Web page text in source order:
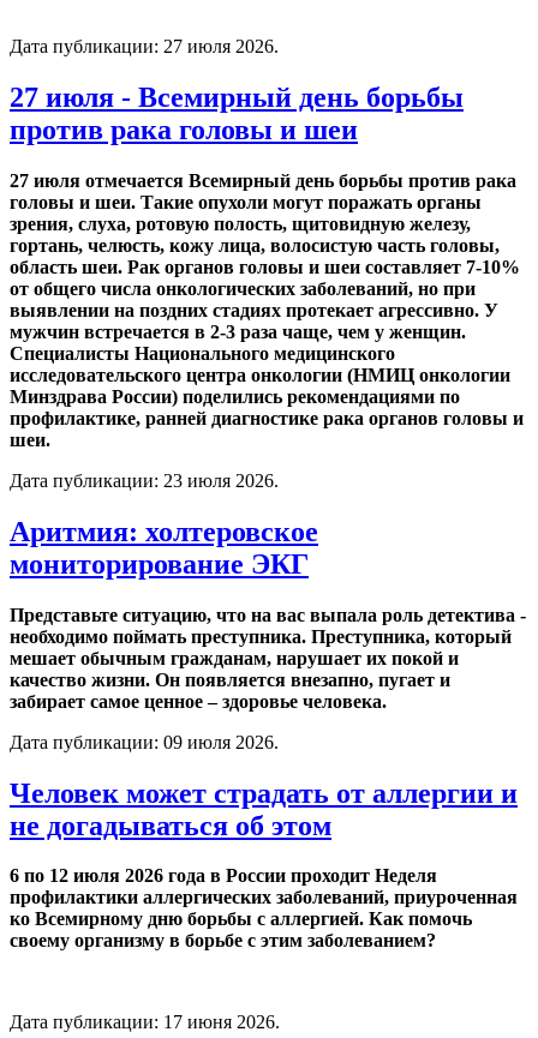
Дата публикации: 27 июля 2026.
27 июля - Всемирный день борьбы
против рака головы и шеи
27 июля отмечается Всемирный день борьбы против рака
головы и шеи. Такие опухоли могут поражать органы
зрения, слуха, ротовую полость, щитовидную железу,
гортань, челюсть, кожу лица, волосистую часть головы,
область шеи. Рак органов головы и шеи составляет 7-10%
от общего числа онкологических заболеваний, но при
выявлении на поздних стадиях протекает агрессивно. У
мужчин встречается в 2-3 раза чаще, чем у женщин.
Специалисты Национального медицинского
исследовательского центра онкологии (НМИЦ онкологии
Минздрава России) поделились рекомендациями по
профилактике, ранней диагностике рака органов головы и
шеи.
Дата публикации: 23 июля 2026.
Аритмия: холтеровское
мониторирование ЭКГ
Представьте ситуацию, что на вас выпала роль детектива -
необходимо поймать преступника. Преступника, который
мешает обычным гражданам, нарушает их покой и
качество жизни. Он появляется внезапно, пугает и
забирает самое ценное – здоровье человека.
Дата публикации: 09 июля 2026.
Человек может страдать от аллергии и
не догадываться об этом
6 по 12 июля 2026 года в России проходит Неделя
профилактики аллергических заболеваний, приуроченная
ко Всемирному дню борьбы с аллергией. Как помочь
своему организму в борьбе с этим заболеванием?
Дата публикации: 17 июня 2026.